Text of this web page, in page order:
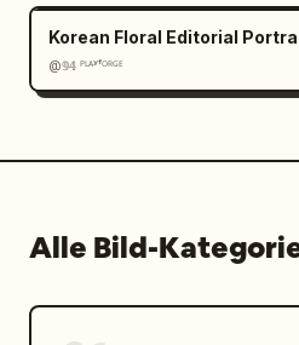
Korean Floral Editorial
@𝟡𝟜 ᴾᴸᴬʸᶠᴼᴿᴳᴱ
Alle Bild-